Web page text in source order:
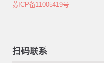
苏ICP备11005419号
扫码联系